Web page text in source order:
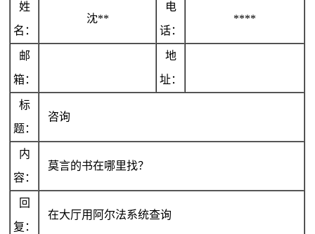
姓
名：
沈**
电
话：
****
邮
箱：
地
址：
标
题：
咨询
内
容：
莫言的书在哪里找？
回
复：
在大厅用阿尔法系统查询